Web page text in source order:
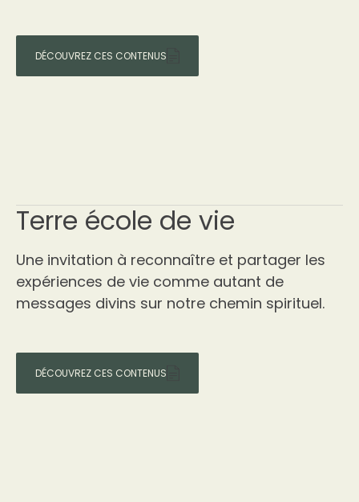
DÉCOUVREZ CES CONTENUS
Terre école de vie
Une invitation à reconnaître et partager les
expériences de vie comme autant de
messages divins sur notre chemin spirituel.
DÉCOUVREZ CES CONTENUS